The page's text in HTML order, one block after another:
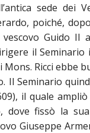
UFFICIO CATECHISTICO
CENTRO
COMUNICAZIONI
DIACONATO
ECONOMATO E
sede dei
poiché,
Guido
il
Ricci ebbe
Il Seminario
il quale
dove fissò la
Giuseppe